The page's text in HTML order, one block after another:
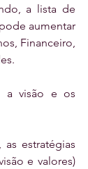
a lista de
aumentar
Financeiro,
a visão e os
estratégias
e valores)